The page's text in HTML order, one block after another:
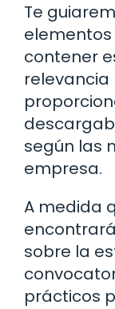
Te
contener
relevancia
según las
empresa.
A medida
sobre la
prácticos